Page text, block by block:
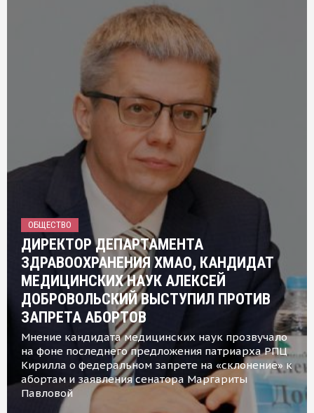
ОБЩЕСТВО
ДИРЕКТОР ДЕПАРТАМЕНТА
ЗДРАВООХРАНЕНИЯ ХМАО, КАНДИДАТ
МЕДИЦИНСКИХ НАУК АЛЕКСЕЙ
ДОБРОВОЛЬСКИЙ ВЫСТУПИЛ ПРОТИВ
ЗАПРЕТА АБОРТОВ
Мнение кандидата медицинских наук прозвучало
на фоне последнего предложения патриарха РПЦ
Кирилла о федеральном запрете на «склонение» к
абортам и заявления сенатора Маргариты
Павловой